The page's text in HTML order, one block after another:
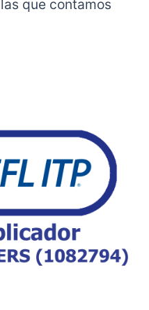
que contamos